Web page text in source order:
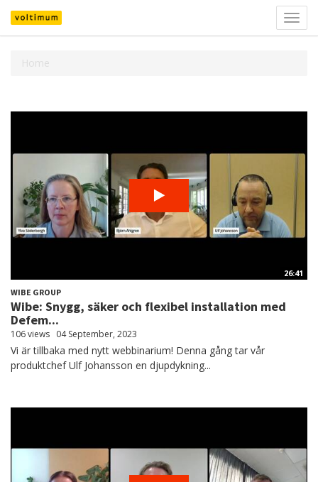
Välj
Home
26:41
WIBE GROUP
Wibe: Snygg, säker och flexibel installation med
Defem...
106 views 04 September, 2023
Vi är tillbaka med nytt webbinarium! Denna gång tar vår
produktchef Ulf Johansson en djupdykning...